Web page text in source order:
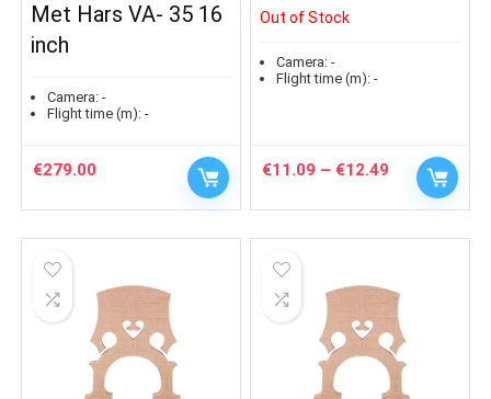
Met Hars VA‑ 35 16
inch
Camera: -
Flight time (m): -
€279.00
Out of Stock
Camera: -
Flight time (m): -
€11.09 – €12.49 Price
range:
€11.09